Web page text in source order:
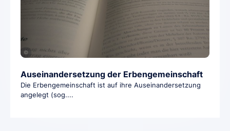
©
Auseinandersetzung der Erbengemeinschaft
Die Erbengemeinschaft ist auf ihre Auseinandersetzung
angelegt (sog....